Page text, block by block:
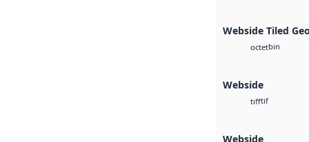
Webside Tiled
octetbin
Webside
tifftif
Webside